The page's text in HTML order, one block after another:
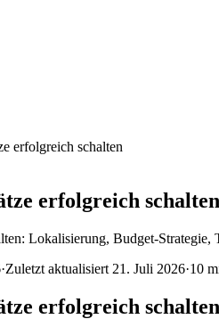
erfolgreich schalten
erfolgreich schalten
Lokalisierung, Budget-
·Zuletzt aktualisiert 21. Juli 2026·10
erfolgreich schalten